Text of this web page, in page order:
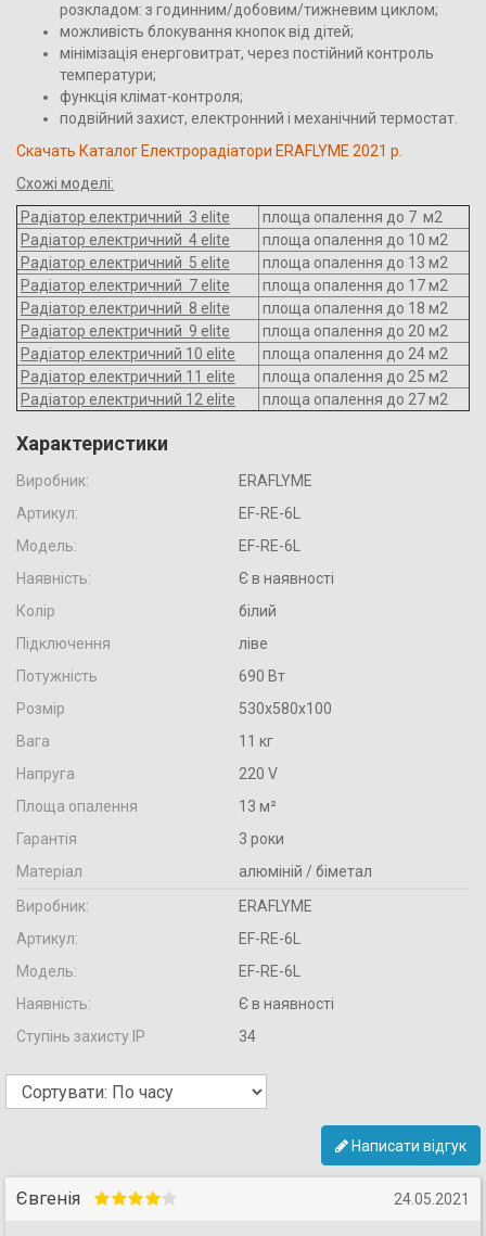
розкладом: з годинним/добовим/тижневим циклом;
можливість блокування кнопок від дітей;
мінімізація енерговитрат, через постійний контроль
температури;
функція клімат-контроля;
подвійний захист, електронний і механічний термостат.
Cкачать Каталог Електрорадіатори ERAFLYME 2021 р.
Схожі моделі:
Радіатор електричний 3 elite
площа опалення до 7 м2
Радіатор електричний 4 elite
площа опалення до 10 м2
Радіатор електричний 5 elite
площа опалення до 13 м2
Радіатор електричний 7 elite
площа опалення до 17 м2
Радіатор електричний 8 elite
площа опалення до 18 м2
Радіатор електричний 9 elite
площа опалення до 20 м2
Радіатор електричний 10 elite
площа опалення до 24 м2
Радіатор електричний 11 elite
площа опалення до 25 м2
Радіатор електричний 12 elite
площа опалення до 27 м2
Характеристики
Виробник:
ERAFLYME
Артикул:
EF-RE-6L
Модель:
EF-RE-6L
Наявність:
Є в наявності
Колір
білий
Підключення
ліве
Потужність
690 Вт
Розмір
530х580х100
Вага
11 кг
Напруга
220 V
Площа опалення
13 м²
Гарантія
3 роки
Матеріал
алюміній / біметал
Виробник:
ERAFLYME
Артикул:
EF-RE-6L
Модель:
EF-RE-6L
Наявність:
Є в наявності
Ступінь захисту IP
34
Написати відгук
Євгенія 24.05.2021